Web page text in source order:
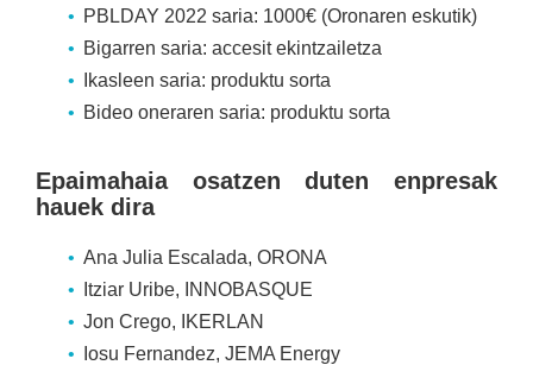
PBLDAY 2022 saria: 1000€ (Oronaren eskutik)
Bigarren saria: accesit ekintzailetza
Ikasleen saria: produktu sorta
Bideo oneraren saria: produktu sorta
Epaimahaia osatzen duten enpresak
hauek dira
Ana Julia Escalada, ORONA
Itziar Uribe, INNOBASQUE
Jon Crego, IKERLAN
Iosu Fernandez, JEMA Energy